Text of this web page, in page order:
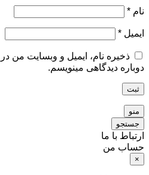
نام *
ایمیل *
ذخیره نام، ایمیل و وبسایت من
دوباره دیدگاهی مینویسم.
ثبت
منو
جستجو
ارتباط با ما
حساب من
×